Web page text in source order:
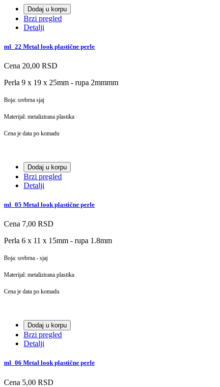
Dodaj u korpu
Brzi pregled
Detalji
ml_22 Metal look plastične perle
Cena 20,00 RSD
Perla 9 x 19 x 25mm - rupa 2mmmm
Boja: srebrna sjaj
Materijal: metalizirana plastika
Cena je data po komadu
Dodaj u korpu
Brzi pregled
Detalji
ml_05 Metal look plastične perle
Cena 7,00 RSD
Perla 6 x 11 x 15mm - rupa 1.8mm
Boja: srebrna - sjaj
Materijal: metalizirana plastika
Cena je data po komadu
Dodaj u korpu
Brzi pregled
Detalji
ml_06 Metal look plastične perle
Cena 5,00 RSD